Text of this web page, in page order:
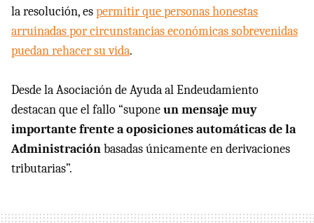
la resolución, espermitir que personas honestas
arruinadas por circunstancias económicas sobrevenidas
puedan rehacer su vida.
Desde la Asociación de Ayuda al Endeudamiento
destacan que el fallo “suponeun mensaje muy
importante frente a oposiciones automáticas de la
Administraciónbasadas únicamente en derivaciones
tributarias”.